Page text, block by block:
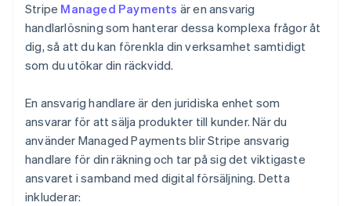
Stripe Managed Payments är en ansvarig
handlarlösning som hanterar dessa komplexa frågor åt
dig, så att du kan förenkla din verksamhet samtidigt
som du utökar din räckvidd.
En ansvarig handlare är den juridiska enhet som
ansvarar för att sälja produkter till kunder. När du
använder Managed Payments blir Stripe ansvarig
handlare för din räkning och tar på sig det viktigaste
ansvaret i samband med digital försäljning. Detta
inkluderar: